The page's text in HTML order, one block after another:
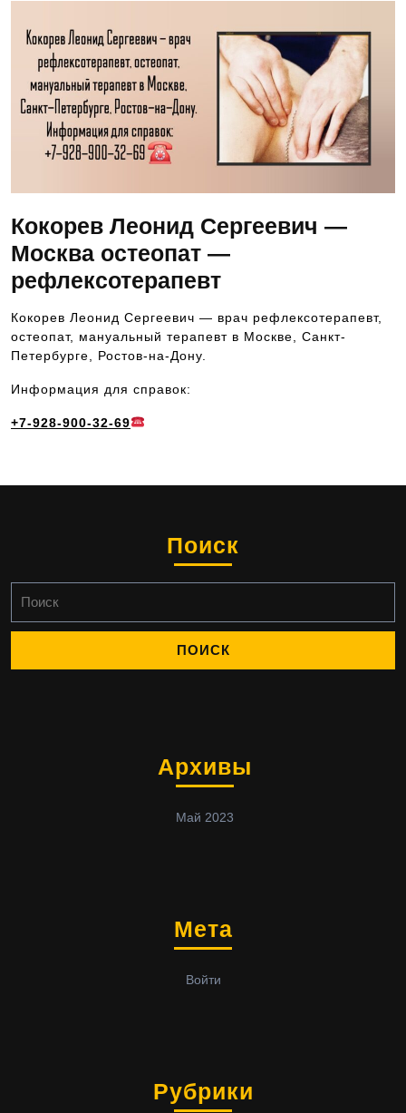
Кокорев Леонид Сергеевич —
Москва остеопат —
рефлексотерапевт
Кокорев Леонид Сергеевич — врач рефлексотерапевт,
остеопат, мануальный терапевт в Москве, Санкт-
Петербурге, Ростов-на-Дону.
Информация для справок:
+7-928-900-32-69
Поиск
Архивы
Май 2023
Мета
Войти
Рубрики